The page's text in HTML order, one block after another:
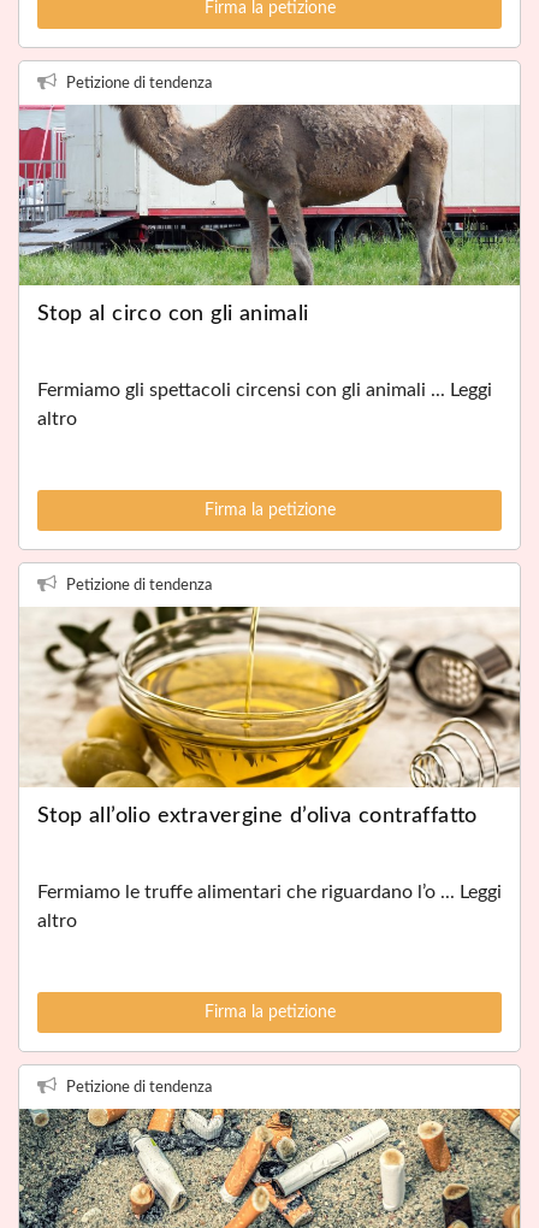
Firma la petizione
Petizione di tendenza
Stop al circo con gli animali
Fermiamo gli spettacoli circensi con gli animali ... Leggi
altro
Firma la petizione
Petizione di tendenza
Stop all’olio extravergine d’oliva contraffatto
Fermiamo le truffe alimentari che riguardano l’o ... Leggi
altro
Firma la petizione
Petizione di tendenza